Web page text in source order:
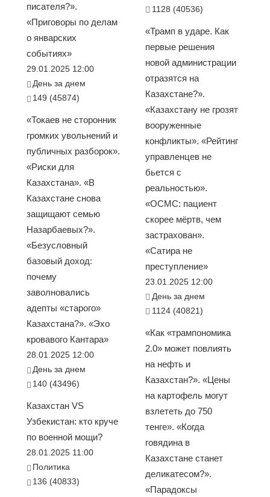
писателя?».
«Приговоры по делам
о январских
событиях»
29.01.2025 12:00
День за днем
149 (45874)
«Токаев не сторонник
громких увольнений и
публичных разборок».
«Риски для
Казахстана». «В
Казахстане снова
защищают семью
Назарбаевых?».
«Безусловный
базовый доход:
почему
заволновались
адепты «старого»
Казахстана?». «Эхо
кровавого Кантара»
28.01.2025 12:00
День за днем
140 (43496)
Казахстан VS
Узбекистан: кто круче
по военной мощи?
28.01.2025 11:00
Политика
136 (40833)
1128 (40536)
«Трамп в ударе. Как
первые решения
новой администрации
отразятся на
Казахстане?».
«Казахстану не грозят
вооруженные
конфликты». «Рейтинг
управленцев не
бьется с
реальностью».
«ОСМС: пациент
скорее мёртв, чем
застрахован».
«Сатира не
преступление»
23.01.2025 12:00
День за днем
1124 (40821)
«Как «трампономика
2.0» может повлиять
на нефть и
Казахстан?». «Цены
на картофель могут
взлететь до 750
тенге». «Когда
говядина в
Казахстане станет
деликатесом?».
«Парадоксы